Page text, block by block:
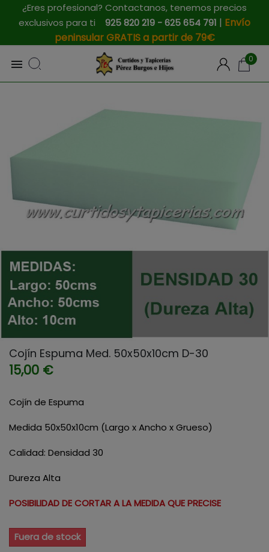
¿Eres profesional? Contactanos, tenemos precios
exclusivos para ti 925 820 219 - 625 654 791 | Envío
peninsular GRATIS a partir de 79€
 0
Cojín Espuma Med. 50x50x10cm D-30
15,00 €
Cojín de Espuma
Medida 50x50x10cm (Largo x Ancho x Grueso)
Calidad: Densidad 30
Dureza Alta
POSIBILIDAD DE CORTAR A LA MEDIDA QUE PRECISE
Fuera de stock